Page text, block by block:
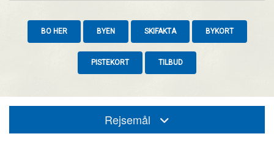
BO HER BYEN SKIFAKTA BYKORT
PISTEKORT TILBUD
Rejsemål